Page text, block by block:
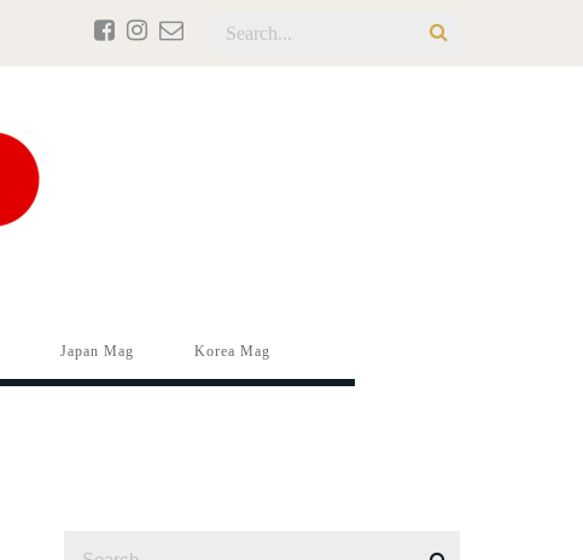
Japan Mag Korea Mag